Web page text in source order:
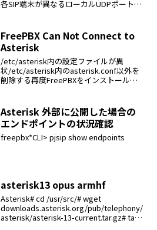
各SIP端末​​が異なるローカルUDPポートを
を使用するように事前設定されています...
FreePBX Can Not Connect to
Asterisk
/etc/asterisk内の設定ファイルが異
状/etc/asterisk内のasterisk.conf以外を
削除する再度FreePBXをインストールす
Asterisk 外部に公開した場合の
エンドポイントの状況確認
freepbx*CLI> pjsip show endpoints
asterisk13 opus armhf
Asterisk# cd /usr/src/# wget
downloads.asterisk.org/pub/telephony/
asterisk/asterisk-13-current.tar.gz# tar